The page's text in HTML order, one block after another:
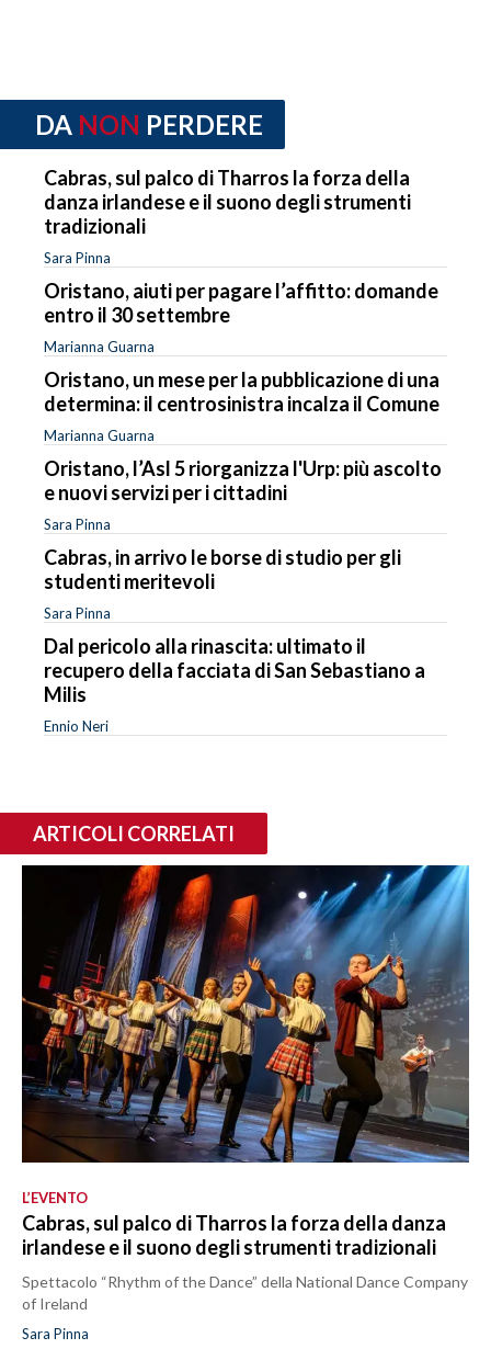
DA NON PERDERE
Cabras, sul palco di Tharros la forza della
danza irlandese e il suono degli strumenti
tradizionali
Sara Pinna
Oristano, aiuti per pagare l’affitto: domande
entro il 30 settembre
Marianna Guarna
Oristano, un mese per la pubblicazione di una
determina: il centrosinistra incalza il Comune
Marianna Guarna
Oristano, l’Asl 5 riorganizza l'Urp: più ascolto
e nuovi servizi per i cittadini
Sara Pinna
Cabras, in arrivo le borse di studio per gli
studenti meritevoli
Sara Pinna
Dal pericolo alla rinascita: ultimato il
recupero della facciata di San Sebastiano a
Milis
Ennio Neri
ARTICOLI CORRELATI
L’EVENTO
Cabras, sul palco di Tharros la forza della danza
irlandese e il suono degli strumenti tradizionali
Spettacolo “Rhythm of the Dance” della National Dance Company
of Ireland
Sara Pinna